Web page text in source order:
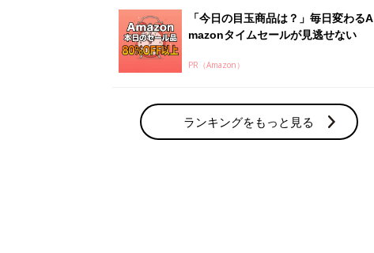
「今日の目玉商品は？」毎日変わるA
mazonタイムセールが見逃せない
PR（Amazon）
ランキングをもっと見る